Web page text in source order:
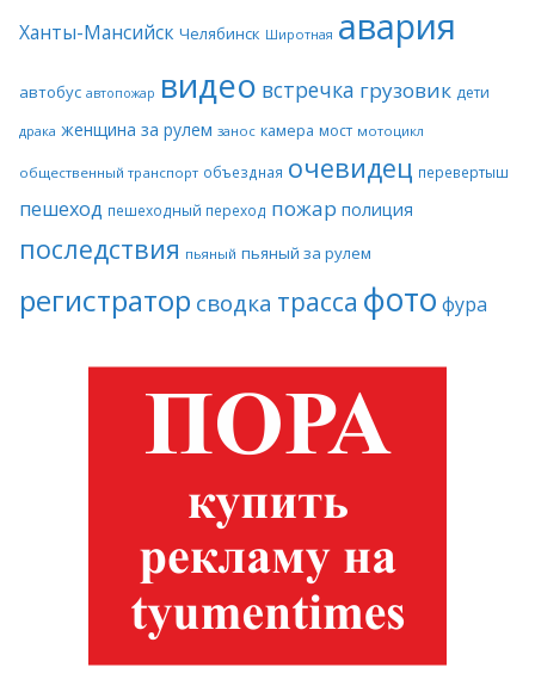
Ханты-Мансийск Челябинск Широтная авария
автобус автопожар видео встречка грузовик дети
драка женщина за рулем занос камера мост мотоцикл
общественный транспорт объездная очевидец перевертыш
пешеход пешеходный переход пожар полиция
последствия пьяный пьяный за рулем
регистратор сводка трасса фото фура